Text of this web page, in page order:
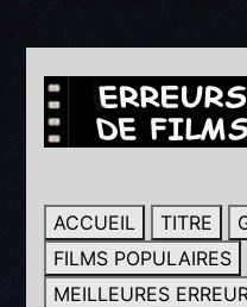
ACCUEIL TITRE
FILMS POPULAIRES
MEILLEURES